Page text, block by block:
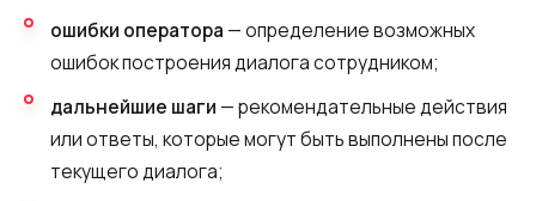
ошибки оператора — определение возможных
ошибок построения диалога сотрудником;
дальнейшие шаги — рекомендательные действия
или ответы, которые могут быть выполнены после
текущего диалога;